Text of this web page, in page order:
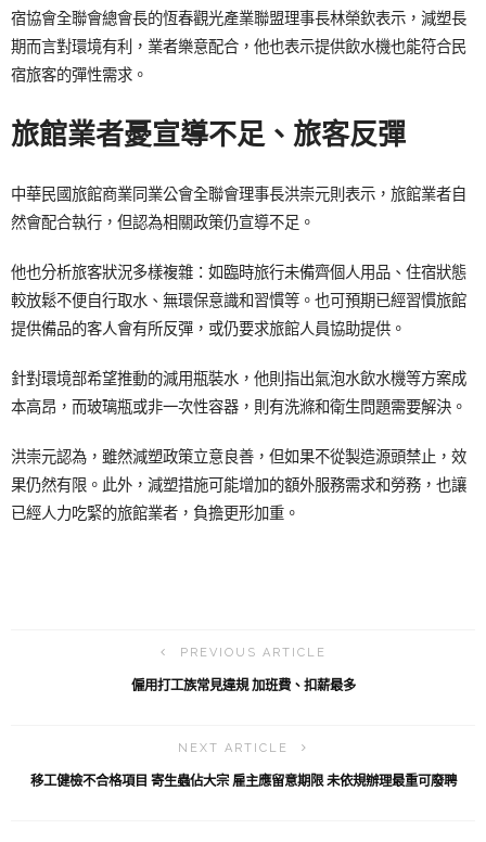
宿協會全聯會總會長的恆春觀光產業聯盟理事長林榮欽表示，減塑長
期而言對環境有利，業者樂意配合，他也表示提供飲水機也能符合民
宿旅客的彈性需求。
旅館業者憂宣導不足、旅客反彈
中華民國旅館商業同業公會全聯會理事長洪崇元則表示，旅館業者自
然會配合執行，但認為相關政策仍宣導不足。
他也分析旅客狀況多樣複雜：如臨時旅行未備齊個人用品、住宿狀態
較放鬆不便自行取水、無環保意識和習慣等。也可預期已經習慣旅館
提供備品的客人會有所反彈，或仍要求旅館人員協助提供。
針對環境部希望推動的減用瓶裝水，他則指出氣泡水飲水機等方案成
本高昂，而玻璃瓶或非一次性容器，則有洗滌和衛生問題需要解決。
洪崇元認為，雖然減塑政策立意良善，但如果不從製造源頭禁止，效
果仍然有限。此外，減塑措施可能增加的額外服務需求和勞務，也讓
已經人力吃緊的旅館業者，負擔更形加重。
PREVIOUS ARTICLE
僱用打工族常見違規 加班費、扣薪最多
NEXT ARTICLE
移工健檢不合格項目 寄生蟲佔大宗 雇主應留意期限 未依規辦理最重可廢聘